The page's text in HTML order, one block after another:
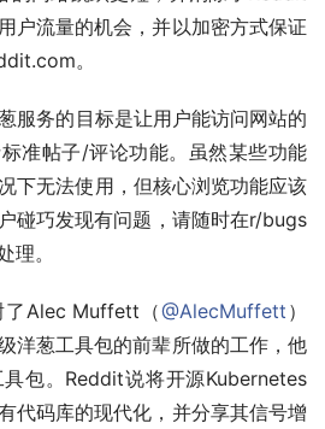
户流量的机会，并以加密方式保证
。
服务的目标是让用户能访问网站的
准帖子/评论功能。虽然某些功能
下无法使用，但核心浏览功能应该
碰巧发现有问题，请随时在r/bugs
理。
了Alec Muffett（@AlecMuffett ）
洋葱工具包的前辈所做的工作，他
包。Reddit说将开源Kubernetes
代码库的现代化，并分享其信号增